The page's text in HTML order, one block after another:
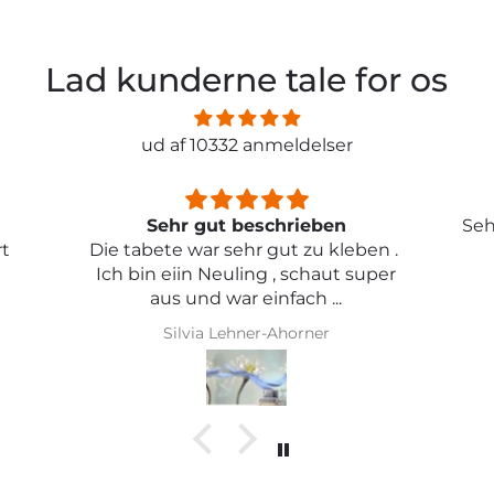
Lad kunderne tale for os
ud af 10332 anmeldelser
.
Sehr schön und von toller Qualität
Iris Griese